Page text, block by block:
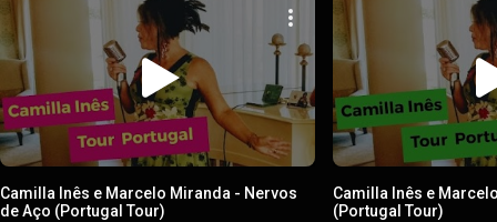
Camilla Inês e Marcelo Miranda - Nervos
de Aço (Portugal Tour)
Camilla Inês e
(Portugal Tour)